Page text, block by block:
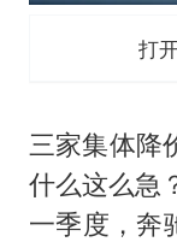
打
三家集体降
什么这么急
一季度，奔